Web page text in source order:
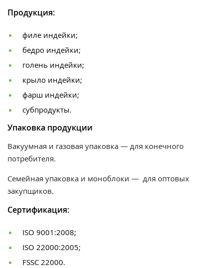
Продукция:
филе индейки;
бедро индейки;
голень индейки;
крыло индейки;
фарш индейки;
субпродукты.
Упаковка продукции
Вакуумная и газовая упаковка — для конечного
потребителя.
Семейная упаковка и моноблоки — для оптовых
закупщиков.
Сертификация:
ISO 9001:2008;
ISO 22000:2005;
FSSC 22000.